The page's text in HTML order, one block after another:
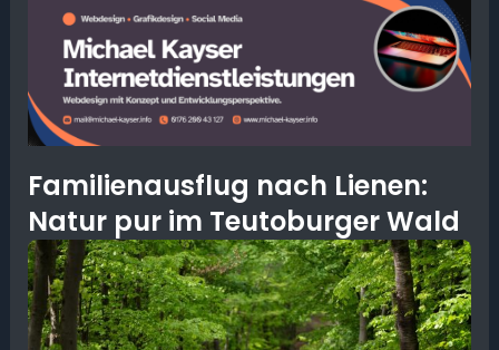
Familienausflug nach Lienen:
Natur pur im Teutoburger Wald